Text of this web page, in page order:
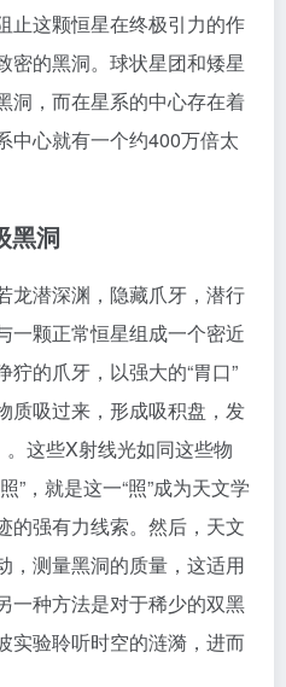
止这颗恒星在终极引力的作
密的黑洞。球状星团和矮星
洞，而在星系的中心存在着
中心就有一个约400万倍太
黑洞
潜深渊，隐藏爪牙，潜行
一颗正常恒星组成一个密近
的爪牙，以强大的“胃口”
质吸过来，形成吸积盘，发
这些X射线光如同这些物
”，就是这一“照”成为天文学
的强有力线索。然后，天文
，测量黑洞的质量，这适用
一种方法是对于稀少的双黑
实验聆听时空的涟漪，进而